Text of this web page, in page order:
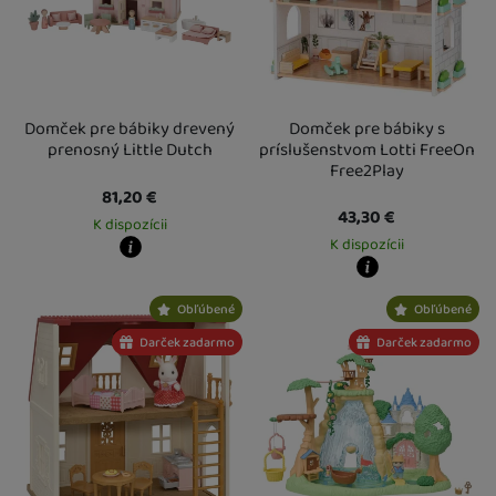
Domček pre bábiky drevený
prenosný Little Dutch
81,20€
K dispozícii
Osobný odber vo výdajnom mieste
U Vás doma13. 8.
Domček pre bábiky s
príslušenstvom Lotti FreeOn
Free2Play
43,30€
K dispozícii
Kdy zboží dostanete?
Osobný odber vo výdajnom mieste
13. 8.
Obľúbené
Darček zadarmo
Obľúbené
Darček zadarmo